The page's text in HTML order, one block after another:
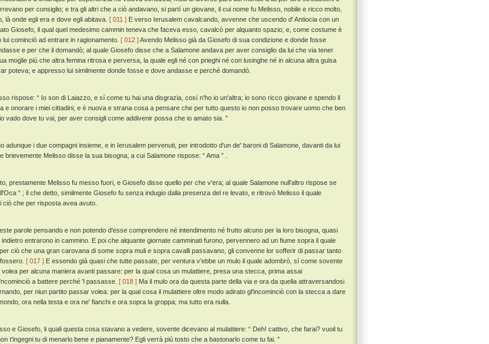
per consiglio; e tra gli altri che a ciò andavano, si partí un giovane, il cui nome fu Melisso, nobile e ricco molto,
là onde egli era e dove egli abitava. [ 011 ] E verso Ierusalem cavalcando, avvenne che uscendo d' Antiocia con un
Giosefo, il qual quel medesimo cammin teneva che faceva esso, cavalcò per alquanto spazio; e, come costume è
cominciò ad entrare in ragionamento. [ 012 ]Avendo Melisso già da Giosefo di sua condizione e donde fosse
e per che il domandò; al quale Giosefo disse che a Salamone andava per aver consiglio da lui che via tener
moglie piú che altra femina ritrosa e perversa, la quale egli né con prieghi né con lusinghe né in alcuna altra guisa
poteva; e appresso lui similmente donde fosse e dove andasse e perché domandò.
rispose: “ Io son di Laiazzo, e sí come tu hai una disgrazia, cosí n'ho io un'altra; io sono ricco giovane e spendo il
e onorare i miei cittadini, e è nuova e strana cosa a pensare che per tutto questo io non posso trovare uomo che ben
vado dove tu vai, per aver consigli come addivenir possa che io amato sia. ”
adunque i due compagni insieme, e in Ierusalem pervenuti, per introdotto d'un de' baroni di Salamone, davanti da lui
brievemente Melisso disse la sua bisogna; a cui Salamone rispose: “ Ama ” .
prestamente Melisso fu messo fuori, e Giosefo disse quello per che v'era; al quale Salamone null'altro rispose se
” ; il che detto, similmente Giosefo fu senza indugio dalla presenza del re levato, e ritrovò Melisso il quale
ciò che per risposta avea avuto.
parole pensando e non potendo d'esse comprendere né intendimento né frutto alcuno per la loro bisogna, quasi
entrarono in cammino. E poi che alquante giornate camminati furono, pervennero ad un fiume sopra il quale
ciò che una gran carovana di some sopra muli e sopra cavalli passavano, gli convenne lor sofferir di passar tanto
[ 017 ] E essendo già quasi che tutte passate, per ventura v'ebbe un mulo il quale adombrò, sí come sovente
volea per alcuna maniera avanti passare: per la qual cosa un mulattiere, presa una stecca, prima assai
a battere perché 'l passasse. [ 018 ] Ma il mulo ora da questa parte della via e ora da quella attraversandosi
per niun partito passar volea: per la qual cosa il mulattiere oltre modo adirato gl'incominciò con la stecca a dare
ora nella testa e ora ne' fianchi e ora sopra la groppa; ma tutto era nulla.
e Giosefo, li quali questa cosa stavano a vedere, sovente dicevano al mulattiere: “ Deh! cattivo, che farai? vuoil tu
t'ingegni tu di menarlo bene e pianamente? Egli verrà piú tosto che a bastonarlo come tu fai. ”